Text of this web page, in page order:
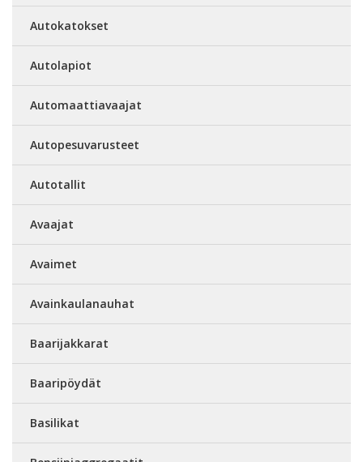
Autokatokset
Autolapiot
Automaattiavaajat
Autopesuvarusteet
Autotallit
Avaajat
Avaimet
Avainkaulanauhat
Baarijakkarat
Baaripöydät
Basilikat